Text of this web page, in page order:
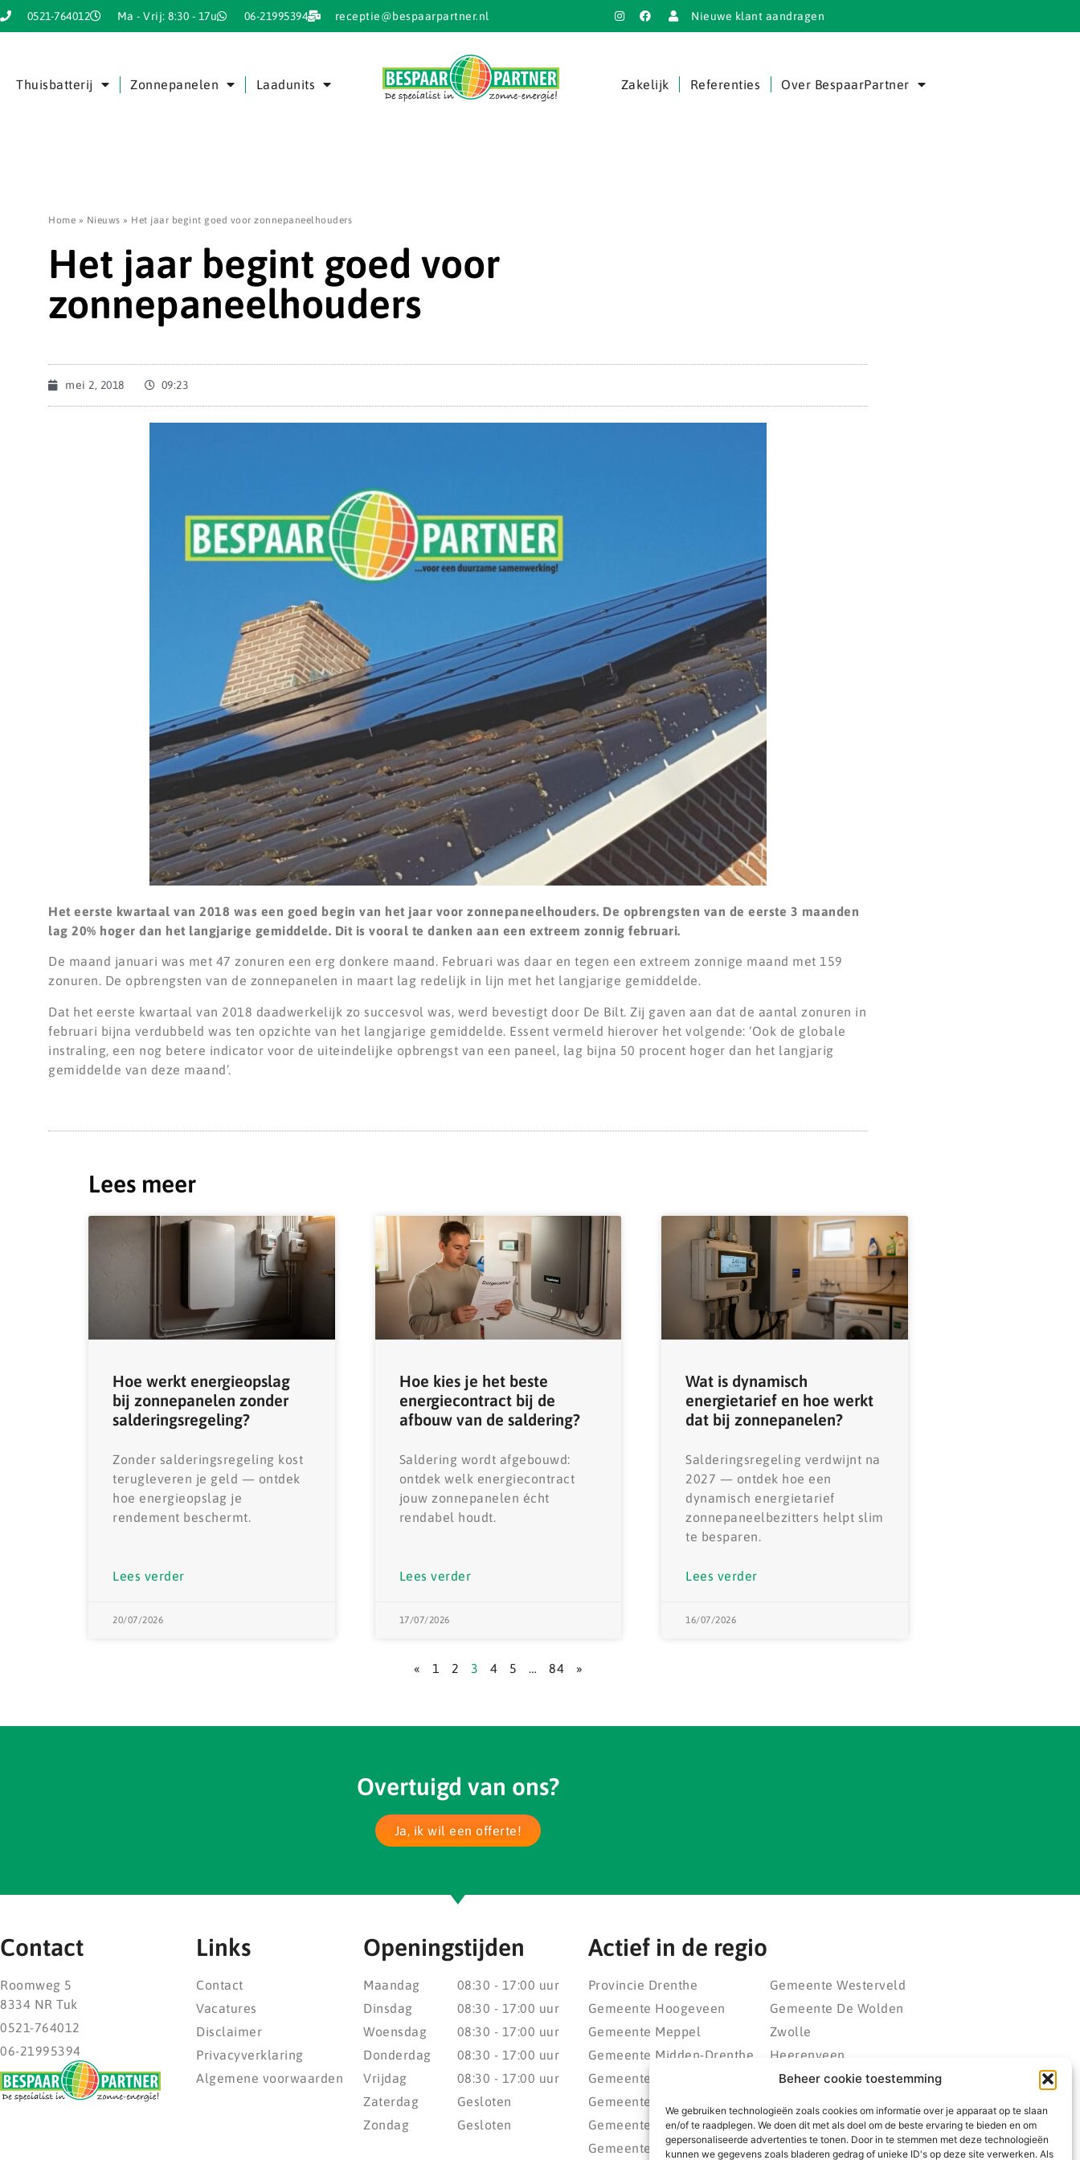
Beheer cookie toestemming
We gebruiken technologieën zoals cookies om informatie over je apparaat op te slaan
en/of te raadplegen. We doen dit met als doel om de beste ervaring te bieden en om
gepersonaliseerde advertenties te tonen. Door in te stemmen met deze technologieën
kunnen we gegevens zoals bladeren gedrag of unieke ID's op deze site verwerken. Als
0521-764012 Ma - Vrij: 8:30 - 17u 06-21995394 receptie@bespaarpartner.nl Nieuwe klant aandragen
Thuisbatterij Zonnepanelen Laadunits Zakelijk Referenties Over BespaarPartner
Home » Nieuws » Het jaar begint goed voor zonnepaneelhouders
Het jaar begint goed voor
zonnepaneelhouders
mei 2, 2018 09:23
Het eerste kwartaal van 2018 was een goed begin van het jaar voor zonnepaneelhouders. De opbrengsten van de eerste 3 maanden
lag 20% hoger dan het langjarige gemiddelde. Dit is vooral te danken aan een extreem zonnig februari.
De maand januari was met 47 zonuren een erg donkere maand. Februari was daar en tegen een extreem zonnige maand met 159
zonuren. De opbrengsten van de zonnepanelen in maart lag redelijk in lijn met het langjarige gemiddelde.
Dat het eerste kwartaal van 2018 daadwerkelijk zo succesvol was, werd bevestigt door De Bilt. Zij gaven aan dat de aantal zonuren in
februari bijna verdubbeld was ten opzichte van het langjarige gemiddelde. Essent vermeld hierover het volgende: ‘Ook de globale
instraling, een nog betere indicator voor de uiteindelijke opbrengst van een paneel, lag bijna 50 procent hoger dan het langjarig
gemiddelde van deze maand’.
Lees meer
Hoe werkt energieopslag
bij zonnepanelen zonder
salderingsregeling?
Zonder salderingsregeling kost
terugleveren je geld — ontdek
hoe energieopslag je
rendement beschermt.
Lees verder
20/07/2026
Hoe kies je het beste
energiecontract bij de
afbouw van de saldering?
Saldering wordt afgebouwd:
ontdek welk energiecontract
jouw zonnepanelen écht
rendabel houdt.
Lees verder
17/07/2026
Wat is dynamisch
energietarief en hoe werkt
dat bij zonnepanelen?
Salderingsregeling verdwijnt na
2027 — ontdek hoe een
dynamisch energietarief
zonnepaneelbezitters helpt slim
te besparen.
Lees verder
16/07/2026
« 1 2 3 4 5 84 »
Overtuigd van ons?
Ja, ik wil een offerte!
Contact
Roomweg 5
8334 NR Tuk
0521-764012
06-21995394
Links
Contact
Vacatures
Disclaimer
Privacyverklaring
Algemene voorwaarden
Openingstijden
Maandag
Dinsdag
Woensdag
Donderdag
Vrijdag
Zaterdag
Zondag
08:30 - 17:00 uur
08:30 - 17:00 uur
08:30 - 17:00 uur
08:30 - 17:00 uur
08:30 - 17:00 uur
Gesloten
Gesloten
Actief in de regio
Provincie Drenthe
Gemeente Hoogeveen
Gemeente Meppel
Gemeente Midden-Drenthe
Gemeente Noordenveld
Gemeente Noordoostpolder
Gemeente Steenwijkerland
Gemeente Weststellingwerf
Gemeente Westerveld
Gemeente De Wolden
Zwolle
Heerenveen
Kampen
Wolvega